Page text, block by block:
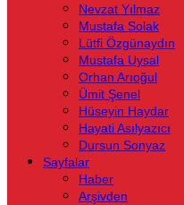
Nevzat Yılmaz
Mustafa Solak
Lütfi Özgünaydın
Mustafa Uysal
Orhan Arıoğul
Ümit Şenel
Hüseyin Haydar
Hayati Asılyazıcı
Dursun Sonyaz
Sayfalar
Haber
Arşivden